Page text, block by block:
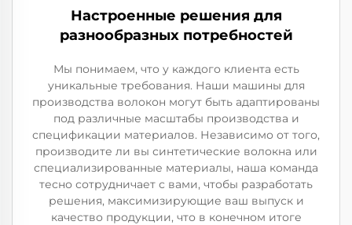
Настроенные решения для
разнообразных потребностей
Мы понимаем, что у каждого клиента есть
уникальные требования. Наши машины для
производства волокон могут быть адаптированы
под различные масштабы производства и
спецификации материалов. Независимо от того,
производите ли вы синтетические волокна или
специализированные материалы, наша команда
тесно сотрудничает с вами, чтобы разработать
решения, максимизирующие ваш выпуск и
качество продукции, что в конечном итоге